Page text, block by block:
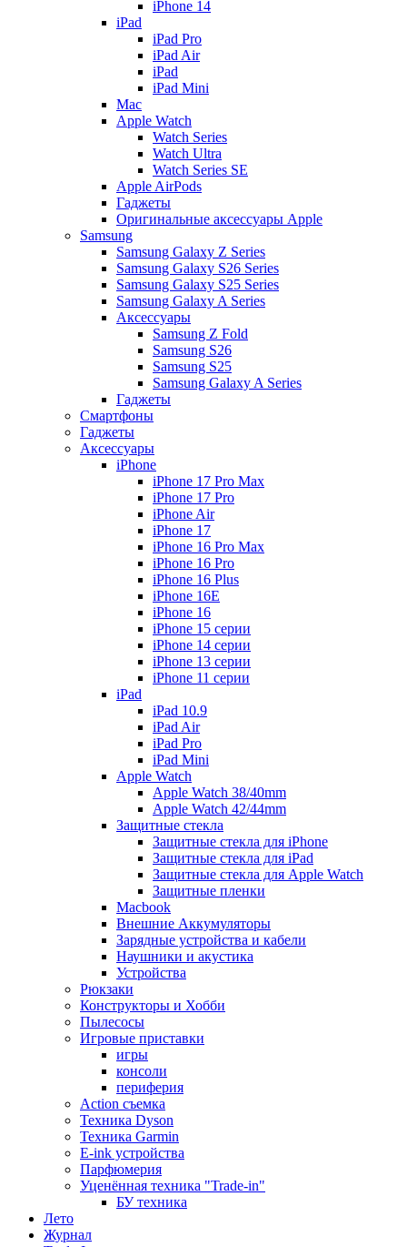
iPhone 14
iPad
iPad Pro
iPad Air
iPad
iPad Mini
Mac
Apple Watch
Watch Series
Watch Ultra
Watch Series SE
Apple AirPods
Гаджеты
Оригинальные аксессуары Apple
Samsung
Samsung Galaxy Z Series
Samsung Galaxy S26 Series
Samsung Galaxy S25 Series
Samsung Galaxy A Series
Аксессуары
Samsung Z Fold
Samsung S26
Samsung S25
Samsung Galaxy A Series
Гаджеты
Смартфоны
Гаджеты
Аксессуары
iPhone
iPhone 17 Pro Max
iPhone 17 Pro
iPhone Air
iPhone 17
iPhone 16 Pro Max
iPhone 16 Pro
iPhone 16 Plus
iPhone 16E
iPhone 16
iPhone 15 серии
iPhone 14 серии
iPhone 13 серии
iPhone 11 серии
iPad
iPad 10.9
iPad Air
iPad Pro
iPad Mini
Apple Watch
Apple Watch 38/40mm
Apple Watch 42/44mm
Защитные стекла
Защитные стекла для iPhone
Защитные стекла для iPad
Защитные стекла для Apple Watch
Защитные пленки
Macbook
Внешние Аккумуляторы
Зарядные устройства и кабели
Наушники и акустика
Устройства
Рюкзаки
Конструкторы и Хобби
Пылесосы
Игровые приставки
игры
консоли
периферия
Action съемка
Техника Dyson
Техника Garmin
E-ink устройства
Парфюмерия
Уценённая техника "Trade-in"
БУ техника
Лето
Журнал